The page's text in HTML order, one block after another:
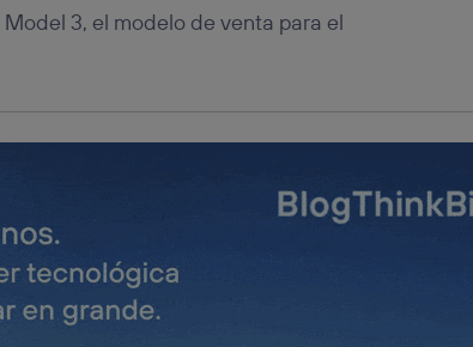
3, el modelo de venta para el